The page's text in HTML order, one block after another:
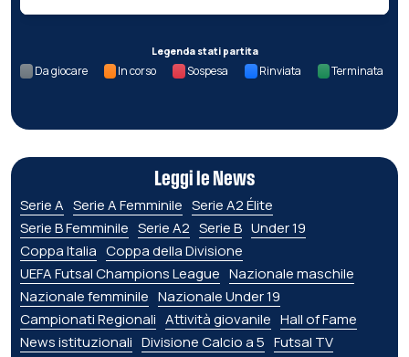
Legenda stati partita
Da giocare In corso Sospesa Rinviata Terminata
Leggi le News
Serie A Serie A Femminile Serie A2 Élite
Serie B Femminile Serie A2 Serie B Under 19
Coppa Italia Coppa della Divisione
UEFA Futsal Champions League Nazionale maschile
Nazionale femminile Nazionale Under 19
Campionati Regionali Attività giovanile Hall of Fame
News istituzionali Divisione Calcio a 5 Futsal TV